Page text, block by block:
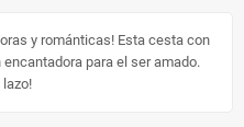
y románticas! Esta cesta con
para el ser amado.
lazo!